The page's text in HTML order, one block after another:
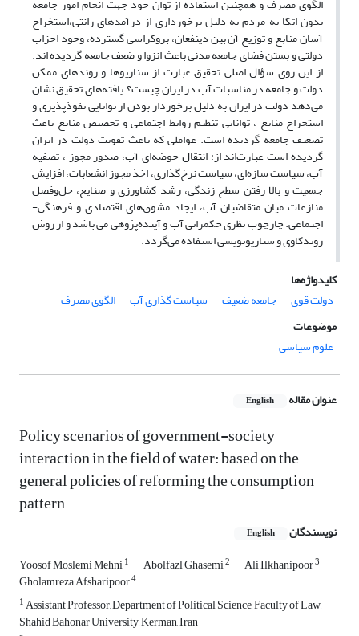
الگوی مصرف و همچنین استفاده از توان خود جهت انجام امور جامعه
بدون اتکا به مردم به دلیل برخورداری از درآمدهای رانتی،استخراج
آسان منابع و توزیع آن بین ذینفعان، بروکراسی گسترده، وجود احزاب
دولتی و بستن فضای جامعه مدنی باعث انزوا و ضعف جامعه گردیده اند.
از این روی سؤال اصلی تحقیق عبارت از سناریوها و روندهای ممکن
دولت و جامعه در مناسبات آب در ایران چیست؟.یافته‌های تحقیق نشان
می‌دهد دولت در ایران به دلیل برخوردار بودن از توانایی نفوذپذیری و
استخراج منابع ، توانایی تنظیم روابط اجتماعی و تخصیص منابع باعث
تضعیف جامعه گردیده است. عواملی که باعث تقویت دولت در ایران
گردیده است عبارت‌اند از: انتقال حوضه‌ای آب، صدور مجوز ، تصفیه
آب، سیاست سازه‌ای، سیاست نرخ‌گذاری، اخذ مجوز انشعابات، افزایش
جمعیت و بالا رفتن سطح زندگی، رشد کشاورزی و صنایع، حل‌وفصل
منازعات میان متقاضیان آب، ایجاد مشوق‌های اقتصادی و فرهنگی-
اجتماعی. چارچوب نظری حکمرانی آب و آینده‌پژوهی می باشد و از روش
روندکاوی و سناریونویسی استفاده می‌گردد.
کلیدواژه‌ها
دولت قوی
جامعه ضعیف سیاست گذاری آب
الگوی مصرف
موضوعات
علوم سیاسی
عنوان مقاله English
Policy scenarios of government-society
interaction in the field of water: based on the
general policies of reforming the consumption
pattern
نویسندگان English
Yoosof Moslemi Mehni1 Abolfazl Ghasemi2 Ali Ilkhanipoor3
Gholamreza Afsharipoor4
1Assistant Professor, Department of Political Science, Faculty of Law,
Shahid Bahonar University, Kerman, Iran